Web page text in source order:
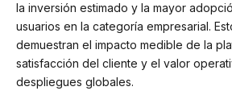
la inversión estimado y la mayor
usuarios en la categoría empresarial.
demuestran el impacto medible de la
satisfacción del cliente y el valor
despliegues globales.